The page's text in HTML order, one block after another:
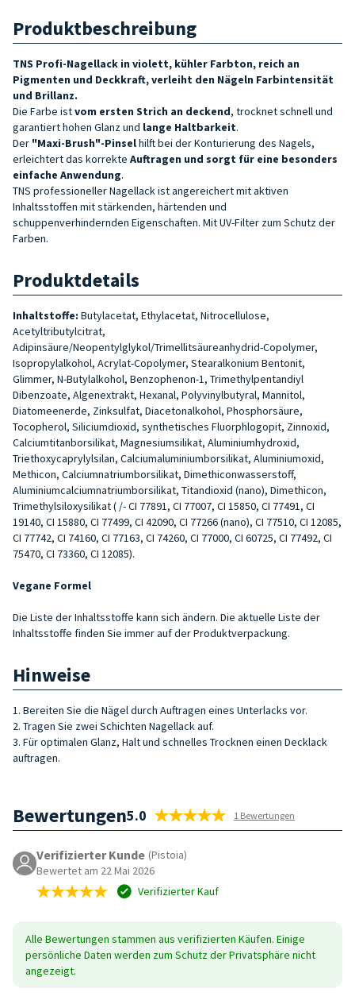
Produktbeschreibung
TNS Profi-Nagellack in violett, kühler Farbton, reich an
Pigmenten und Deckkraft, verleiht den Nägeln Farbintensität
und Brillanz.
Die Farbe istvom ersten Strich an deckend, trocknet schnell und
garantiert hohen Glanz und lange Haltbarkeit.
Der "Maxi-Brush"-Pinselhilft bei der Konturierung des Nagels,
erleichtert das korrekte Auftragen und sorgt für eine besonders
einfache Anwendung.
TNS professioneller Nagellack ist angereichert mit aktiven
Inhaltsstoffen mit stärkenden, härtenden und
schuppenverhindernden Eigenschaften. Mit UV-Filter zum Schutz der
Farben.
Produktdetails
Inhaltstoffe: Butylacetat, Ethylacetat, Nitrocellulose,
Acetyltributylcitrat,
Adipinsäure/Neopentylglykol/Trimellitsäureanhydrid-Copolymer,
Isopropylalkohol, Acrylat-Copolymer, Stearalkonium Bentonit,
Glimmer, N-Butylalkohol, Benzophenon-1, Trimethylpentandiyl
Dibenzoate, Algenextrakt, Hexanal, Polyvinylbutyral, Mannitol,
Diatomeenerde, Zinksulfat, Diacetonalkohol, Phosphorsäure,
Tocopherol, Siliciumdioxid, synthetisches Fluorphlogopit, Zinnoxid,
Calciumtitanborsilikat, Magnesiumsilikat, Aluminiumhydroxid,
Triethoxycaprylylsilan, Calciumaluminiumborsilikat, Aluminiumoxid,
Methicon, Calciumnatriumborsilikat, Dimethiconwasserstoff,
Aluminiumcalciumnatriumborsilikat, Titandioxid (nano), Dimethicon,
Trimethylsiloxysilikat ( /- CI 77891, CI 77007, CI 15850, CI 77491, CI
19140, CI 15880, CI 77499, CI 42090, CI 77266 (nano), CI 77510, CI 12085,
CI 77742, CI 74160, CI 77163, CI 74260, CI 77000, CI 60725, CI 77492, CI
75470, CI 73360, CI 12085).
Vegane Formel
Die Liste der Inhaltsstoffe kann sich ändern. Die aktuelle Liste der
Inhaltsstoffe finden Sie immer auf der Produktverpackung.
Hinweise
1. Bereiten Sie die Nägel durch Auftragen eines Unterlacks vor.
2. Tragen Sie zwei Schichten Nagellack auf.
3. Für optimalen Glanz, Halt und schnelles Trocknen einen Decklack
auftragen.
Bewertungen5.0 1 Bewertungen
Verifizierter Kunde (Pistoia)
Bewertet am 22 Mai 2026
Verifizierter Kauf
Alle Bewertungen stammen aus verifizierten Käufen. Einige
persönliche Daten werden zum Schutz der Privatsphäre nicht
angezeigt.